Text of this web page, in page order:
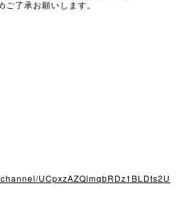
ご了承お願いします。
UCpxzAZQlmqbRDz1BLDts2U